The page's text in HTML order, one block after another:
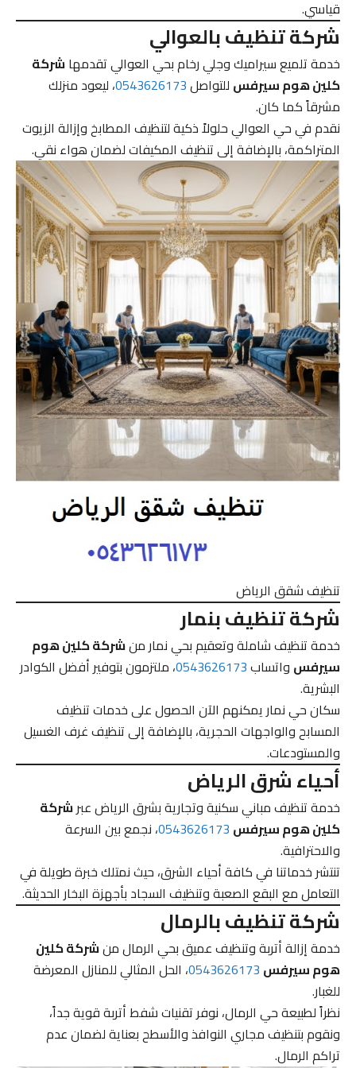
قياسي.
شركة تنظيف بالعوالي
خدمة تلميع سيراميك وجلي رخام بحي العوالي تقدمهاشركة
كلين هوم سيرفسللتواصل0543626173، ليعود منزلك
مشرقاً كما كان.
نقدم في حي العوالي حلولاً ذكية لتنظيف المطابخ وإزالة الزيوت
المتراكمة، بالإضافة إلى تنظيف المكيفات لضمان هواء نقي.
تنظيف شقق الرياض
شركة تنظيف بنمار
خدمة تنظيف شاملة وتعقيم بحي نمار منشركة كلين هوم
سيرفسواتساب0543626173، ملتزمون بتوفير أفضل الكوادر
البشرية.
سكان حي نمار يمكنهم الآن الحصول على خدمات تنظيف
المسابح والواجهات الحجرية، بالإضافة إلى تنظيف غرف الغسيل
والمستودعات.
أحياء شرق الرياض
خدمة تنظيف مباني سكنية وتجارية بشرق الرياض عبرشركة
كلين هوم سيرفس0543626173، نجمع بين السرعة
والاحترافية.
تنتشر خدماتنا في كافة أحياء الشرق، حيث نمتلك خبرة طويلة في
التعامل مع البقع الصعبة وتنظيف السجاد بأجهزة البخار الحديثة.
شركة تنظيف بالرمال
خدمة إزالة أتربة وتنظيف عميق بحي الرمال منشركة كلين
هوم سيرفس0543626173، الحل المثالي للمنازل المعرضة
للغبار.
نظراً لطبيعة حي الرمال، نوفر تقنيات شفط أتربة قوية جداً،
ونقوم بتنظيف مجاري النوافذ والأسطح بعناية لضمان عدم
تراكم الرمال.